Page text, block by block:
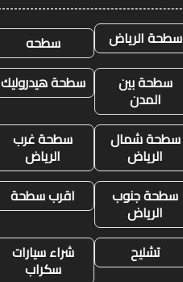
سطحة الرياض
سطحه
سطحة بين
المدن
سطحة هيدروليك
سطحة شمال
الرياض
سطحة غرب
الرياض
سطحة جنوب
الرياض
اقرب سطحة
تشليح شراء سيارات
سكراب